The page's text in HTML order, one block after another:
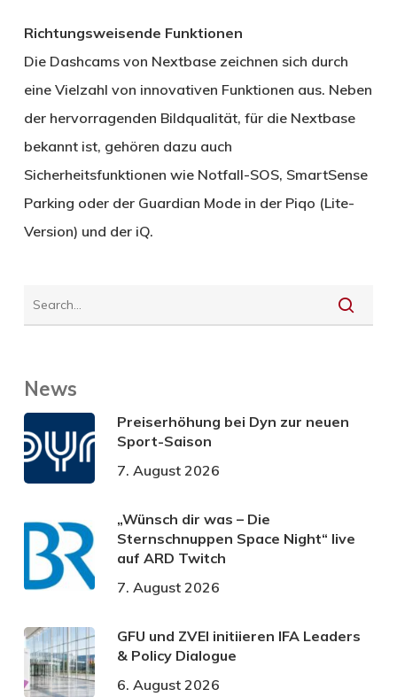
Richtungsweisende Funktionen
Die Dashcams von Nextbase zeichnen sich durch
eine Vielzahl von innovativen Funktionen aus. Neben
der hervorragenden Bildqualität, für die Nextbase
bekannt ist, gehören dazu auch
Sicherheitsfunktionen wie Notfall-SOS, SmartSense
Parking oder der Guardian Mode in der Piqo (Lite-
Version) und der iQ.
News
Preiserhöhung bei Dyn zur neuen
Sport-Saison
7. August 2026
„Wünsch dir was – Die
Sternschnuppen Space Night“ live
auf ARD Twitch
7. August 2026
GFU und ZVEI initiieren IFA Leaders
& Policy Dialogue
6. August 2026